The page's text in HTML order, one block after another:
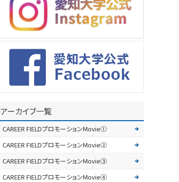
アーカイブ一覧
CAREER FIELDプロモーションMovie①
CAREER FIELDプロモーションMovie②
CAREER FIELDプロモーションMovie③
CAREER FIELDプロモーションMovie④